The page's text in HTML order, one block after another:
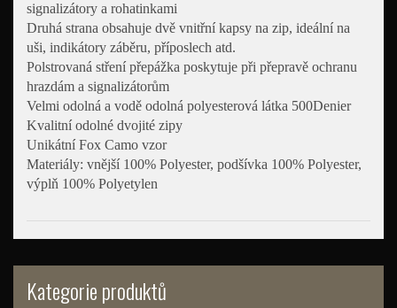
Kategorie produktů
signalizátory a rohatinkami
Druhá strana obsahuje dvě vnitřní kapsy na zip, ideální na
uši, indikátory záběru, příposlech atd.
Polstrovaná stření přepážka poskytuje při přepravě ochranu
hrazdám a signalizátorům
Velmi odolná a vodě odolná polyesterová látka 500Denier
Kvalitní odolné dvojité zipy
Unikátní Fox Camo vzor
Materiály: vnější 100% Polyester, podšívka 100% Polyester,
výplň 100% Polyetylen